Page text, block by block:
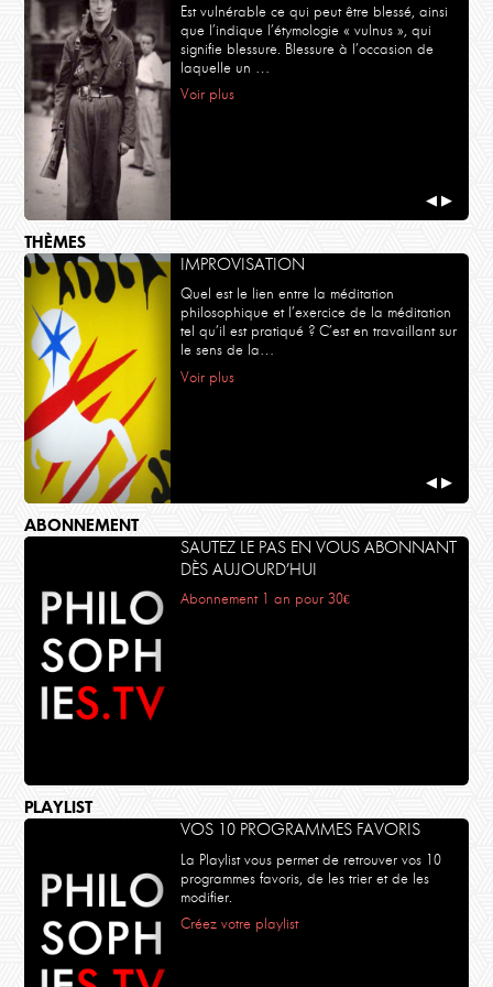
Est vulnérable ce qui peut être blessé, ainsi
que l’indique l’étymologie « vulnus », qui
signifie blessure. Blessure à l’occasion de
laquelle un …
Voir plus
◀ ▶
THÈMES
IMPROVISATION
Quel est le lien entre la méditation
philosophique et l’exercice de la méditation
tel qu’il est pratiqué ? C’est en travaillant sur
le sens de la…
Voir plus
◀ ▶
ABONNEMENT
SAUTEZ LE PAS EN VOUS ABONNANT
DÈS AUJOURD’HUI
Abonnement 1 an pour 30€
PLAYLIST
VOS 10 PROGRAMMES FAVORIS
La Playlist vous permet de retrouver vos 10
programmes favoris, de les trier et de les
modifier.
Créez votre playlist